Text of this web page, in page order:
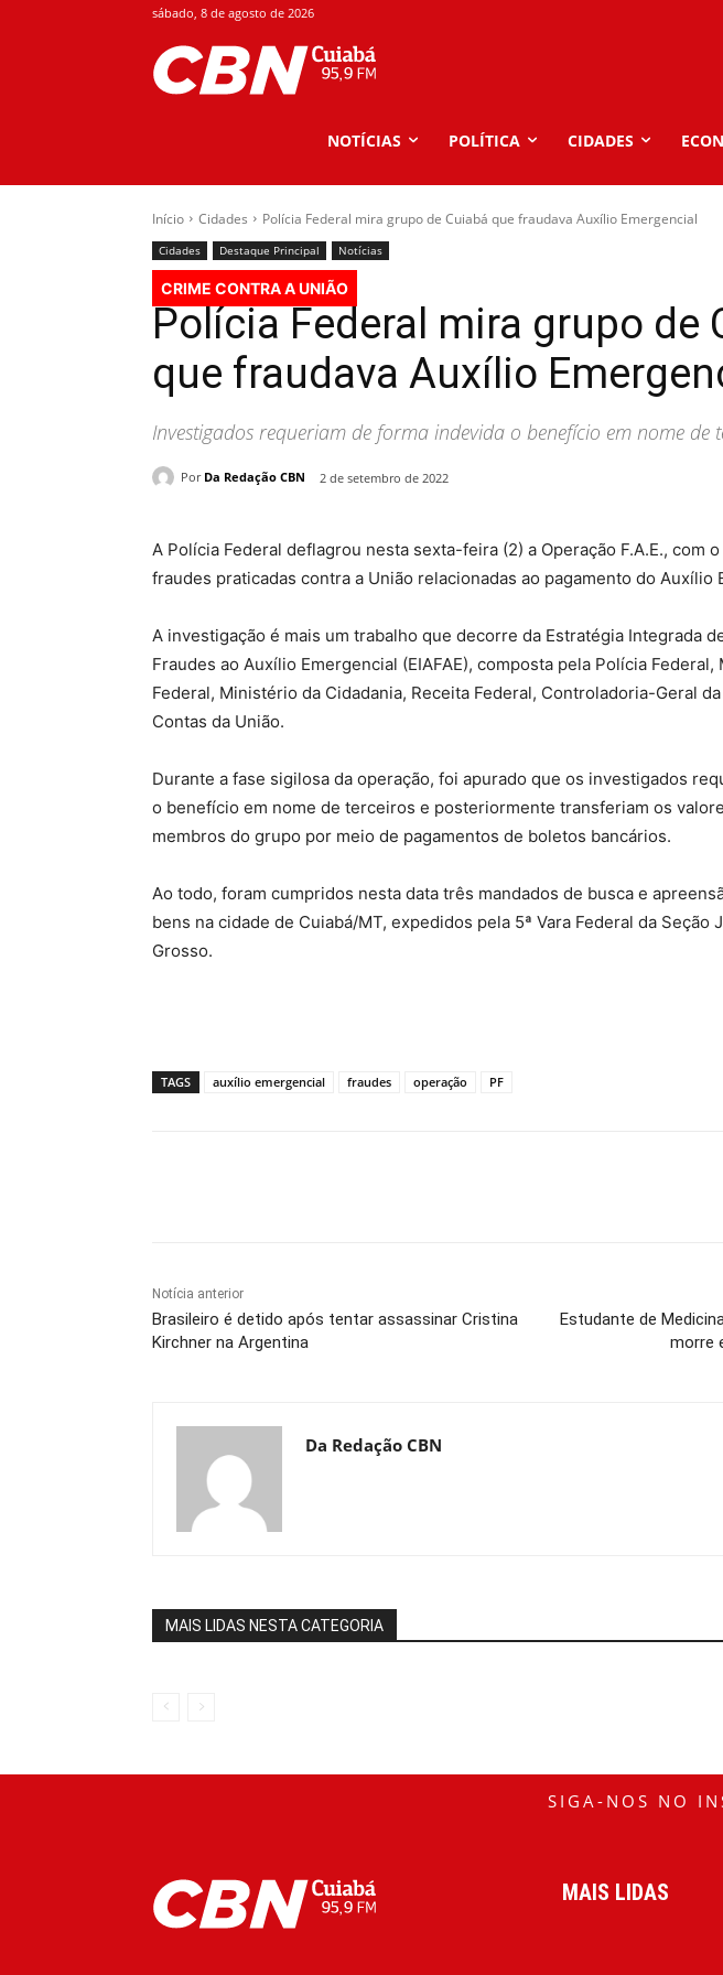
sábado, 8 de agosto de 2026
NOTÍCIAS POLÍTICA CIDADES
Início Cidades Polícia Federal mira grupo de Cuiabá que fraudava Auxílio Emergencial
Cidades Destaque Principal Notícias
CRIME CONTRA A UNIÃO
Polícia Federal mira grupo de
que fraudava Auxílio
Investigados requeriam de forma indevida o benefício em nome de
Por Da Redação CBN 2 de setembro de 2022
A Polícia Federal deflagrou nesta sexta-feira (2) a Operação F.A.E., com
fraudes praticadas contra a União relacionadas ao pagamento do Auxílio
A investigação é mais um trabalho que decorre da Estratégia Integrada
Fraudes ao Auxílio Emergencial (EIAFAE), composta pela Polícia
Federal, Ministério da Cidadania, Receita Federal, Controladoria-Geral
Contas da União.
Durante a fase sigilosa da operação, foi apurado que os investigados
o benefício em nome de terceiros e posteriormente transferiam os
membros do grupo por meio de pagamentos de boletos bancários.
Ao todo, foram cumpridos nesta data três mandados de busca e
bens na cidade de Cuiabá/MT, expedidos pela 5ª Vara Federal da Seção
Grosso.
TAGS auxílio emergencial fraudes operação PF
Notícia anterior
Brasileiro é detido após tentar assassinar Cristina
Kirchner na Argentina
Estudante de
morre
Da Redação CBN
MAIS LIDAS NESTA CATEGORIA
SIGA-NOS NO
MAIS LIDAS